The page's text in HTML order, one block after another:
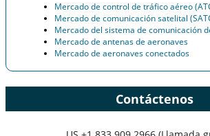
Mercado de control de tráfico aéreo
Mercado de comunicación satelital
Mercado del sistema de comunicación
Mercado de antenas de aeronaves
Mercado de aeronaves conectados
Contáctenos